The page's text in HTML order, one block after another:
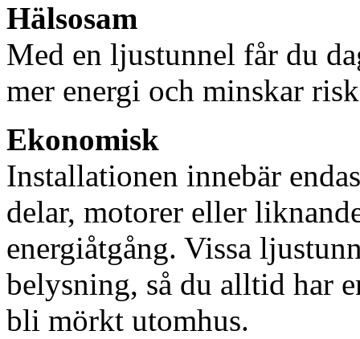
Hälsosam
Med en ljustunnel får du
mer energi och minskar
Ekonomisk
Installationen innebär
delar, motorer eller
energiåtgång. Vissa
belysning, så du alltid har
bli mörkt utomhus.